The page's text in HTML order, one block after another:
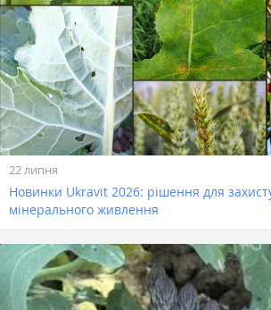
22 липня
Новинки Ukravit 2026: рішення для
мінерального живлення